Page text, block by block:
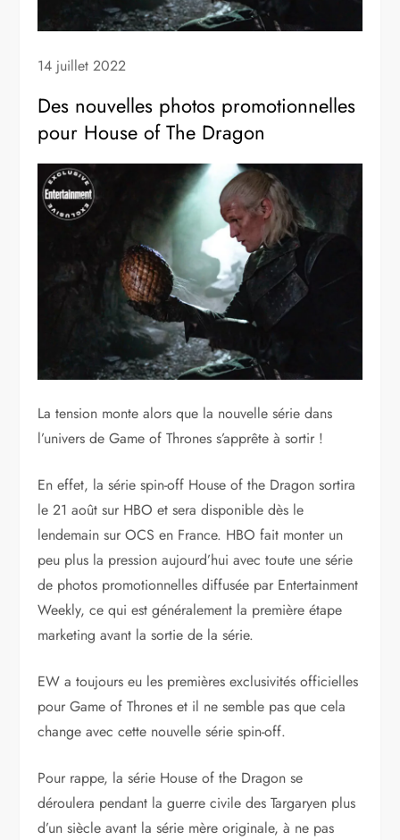
14 juillet 2022
Des nouvelles photos promotionnelles
pour House of The Dragon
La tension monte alors que la nouvelle série dans
l’univers de Game of Thrones s’apprête à sortir !
En effet, la série spin-off House of the Dragon sortira
le 21 août sur HBO et sera disponible dès le
lendemain sur OCS en France. HBO fait monter un
peu plus la pression aujourd’hui avec toute une série
de photos promotionnelles diffusée par Entertainment
Weekly, ce qui est généralement la première étape
marketing avant la sortie de la série.
EW a toujours eu les premières exclusivités officielles
pour Game of Thrones et il ne semble pas que cela
change avec cette nouvelle série spin-off.
Pour rappe, la série House of the Dragon se
déroulera pendant la guerre civile des Targaryen plus
d’un siècle avant la série mère originale, à ne pas